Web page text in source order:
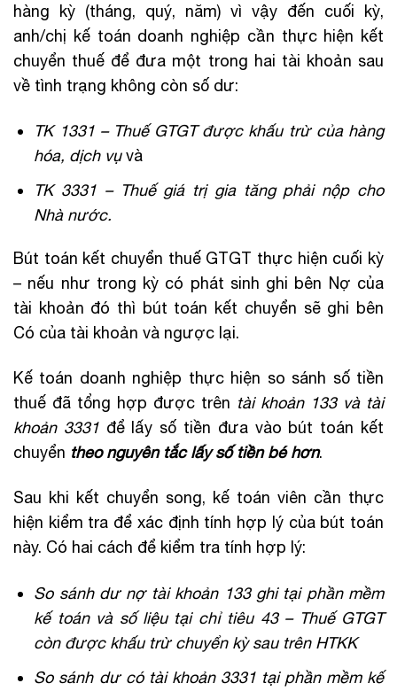
hàng kỳ (tháng, quý, năm) vì vậy đến cuối kỳ,
anh/chị kế toán doanh nghiệp cần thực hiện kết
chuyển thuế để đưa một trong hai tài khoản sau
về tình trạng không còn số dư:
TK 1331 – Thuế GTGT được khấu trừ của hàng
hóa, dịch vụvà
TK 3331 – Thuế giá trị gia tăng phải nộp cho
Nhà nước.
Bút toán kết chuyển thuế GTGT thực hiện cuối kỳ
– nếu như trong kỳ có phát sinh ghi bên Nợ của
tài khoản đó thì bút toán kết chuyển sẽ ghi bên
Có của tài khoản và ngược lại.
Kế toán doanh nghiệp thực hiện so sánh số tiền
thuế đã tổng hợp được trên tài khoản 133 và tài
khoản 3331để lấy số tiền đưa vào bút toán kết
chuyển theo nguyên tắc lấy số tiền bé hơn.
Sau khi kết chuyển song, kế toán viên cần thực
hiện kiểm tra để xác định tính hợp lý của bút toán
này. Có hai cách để kiểm tra tính hợp lý:
So sánh dư nợ tài khoản 133 ghi tại phần mềm
kế toán và số liệu tại chỉ tiêu 43 – Thuế GTGT
còn được khấu trừ chuyển kỳ sau trên HTKK
So sánh dư có tài khoản 3331 tại phần mềm kế